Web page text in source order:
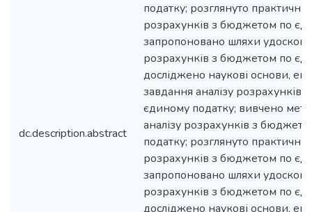
dc.description.abstract
податку; розглянуто практичні
розрахунків з бюджетом по
запропоновано шляхи
розрахунків з бюджетом по
досліджено наукові основи,
завдання аналізу
єдиному податку; вивчено
аналізу розрахунків з
податку; розглянуто практичні
розрахунків з бюджетом по
запропоновано шляхи
розрахунків з бюджетом по
досліджено наукові основи,